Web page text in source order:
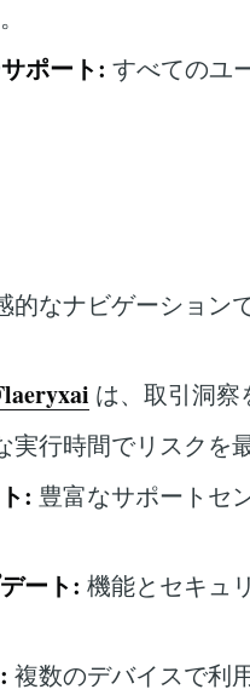
ポート: すべてのユ
的なナビゲーション
は、取引洞察
実行時間でリスクを
: 豊富なサポートセ
ート: 機能とセキュ
複数のデバイスで利